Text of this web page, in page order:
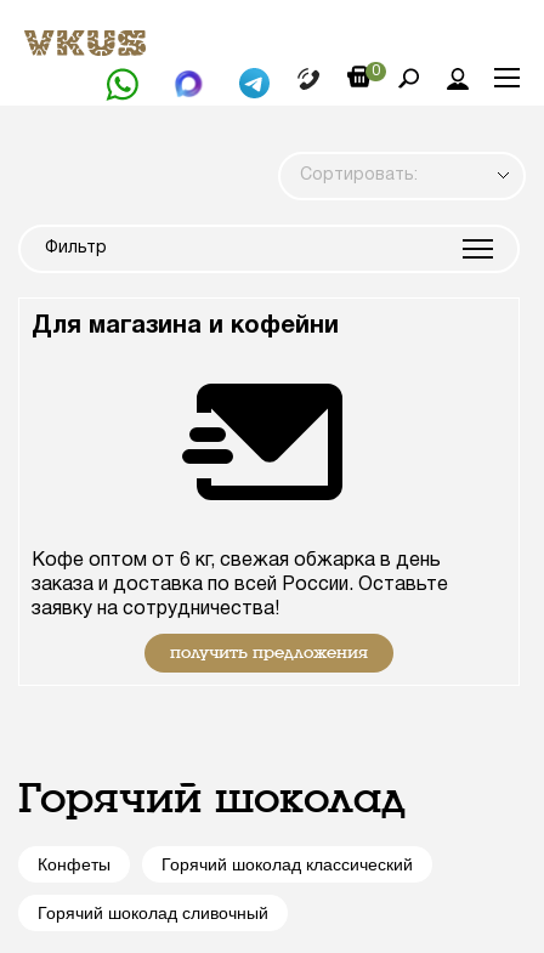
0
Сортировать:
Горячий шоколад
Конфеты Горячий шоколад классический
Горячий шоколад сливочный
Фильтр
Для магазина и кофейни
Кофе оптом от 6 кг, свежая обжарка в день
заказа и доставка по всей России. Оставьте
заявку на сотрудничества!
получить предложения